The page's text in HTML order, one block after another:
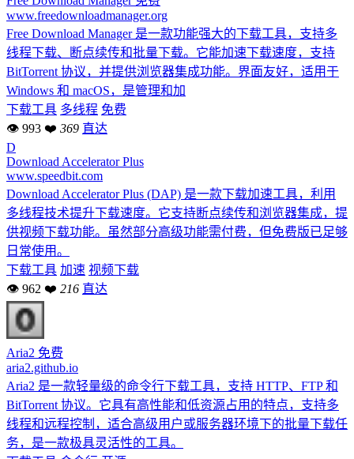
www.freedownloadmanager.org
Free Download Manager 是一款功能强大的下载工具，支持多
线程下载、断点续传和批量下载。它能加速下载速度，支持
BitTorrent 协议，并提供浏览器集成功能。界面友好，适用于
Windows 和 macOS，是管理和加
下载工具 多线程 免费
👁 993 ❤ 369 直达
D
Download Accelerator Plus
www.speedbit.com
Download Accelerator Plus (DAP) 是一款下载加速工具，利用
多线程技术提升下载速度。它支持断点续传和浏览器集成，提
供视频下载功能。虽然部分高级功能需付费，但免费版已足够
日常使用。
下载工具 加速 视频下载
👁 962 ❤ 216 直达
Aria2 免费
aria2.github.io
Aria2 是一款轻量级的命令行下载工具，支持 HTTP、FTP 和
BitTorrent 协议。它具有高性能和低资源占用的特点，支持多
线程和远程控制，适合高级用户或服务器环境下的批量下载任
务，是一款极具灵活性的工具。